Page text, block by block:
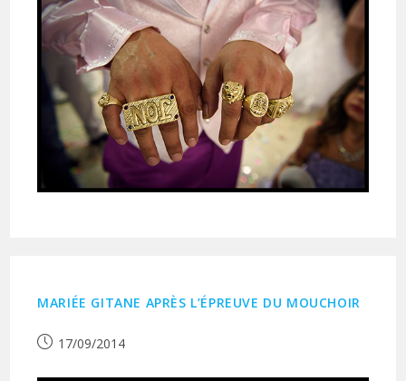
MARIÉE GITANE APRÈS L’ÉPREUVE DU MOUCHOIR
Publication
17/09/2014